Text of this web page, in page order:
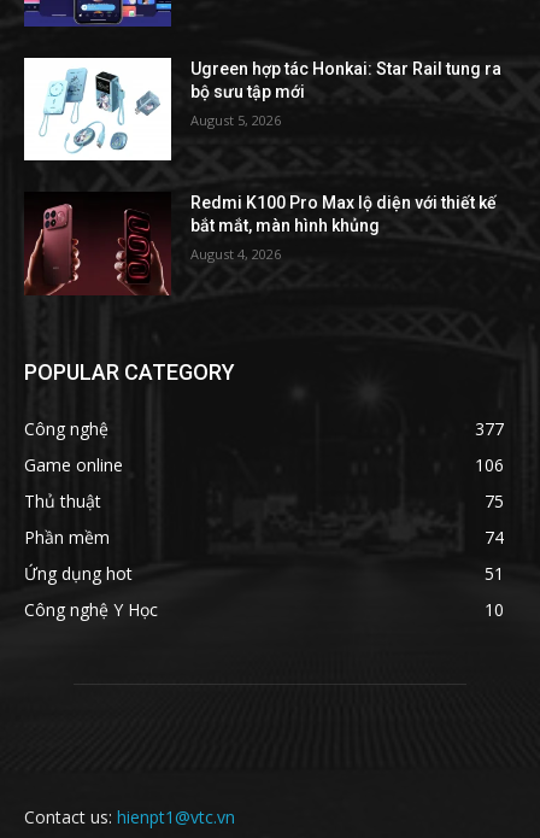
Ugreen hợp tác Honkai: Star Rail tung ra
bộ sưu tập mới
August 5, 2026
Redmi K100 Pro Max lộ diện với thiết kế
bắt mắt, màn hình khủng
August 4, 2026
POPULAR CATEGORY
Công nghệ
377
Game online
106
Thủ thuật
75
Phần mềm
74
Ứng dụng hot
51
Công nghệ Y Học
10
Contact us: hienpt1@vtc.vn